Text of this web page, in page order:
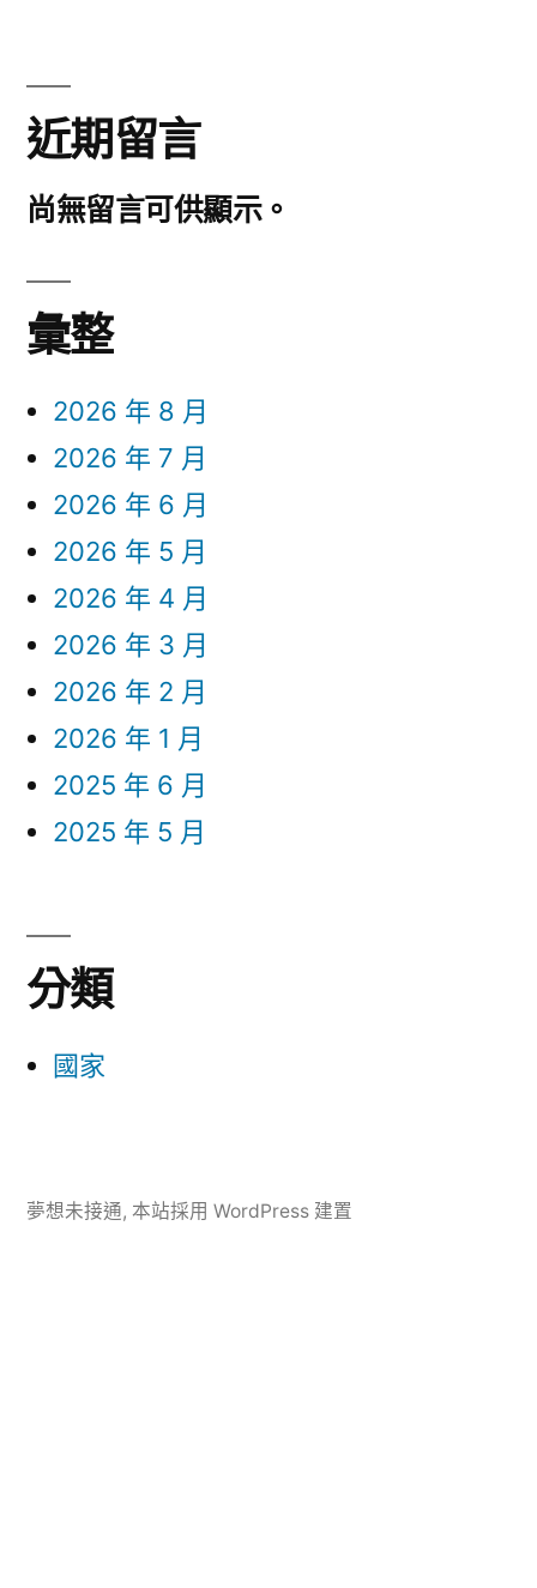
近期留言
尚無留言可供顯示。
彙整
2026 年 8 月
2026 年 7 月
2026 年 6 月
2026 年 5 月
2026 年 4 月
2026 年 3 月
2026 年 2 月
2026 年 1 月
2025 年 6 月
2025 年 5 月
分類
國家
夢想未接通, 本站採用 WordPress 建置